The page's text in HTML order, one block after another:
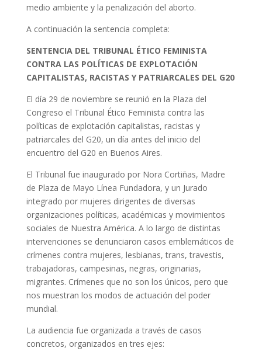
medio ambiente y la penalización del aborto.
A continuación la sentencia completa:
SENTENCIA DEL TRIBUNAL ÉTICO FEMINISTA
CONTRA LAS POLÍTICAS DE EXPLOTACIÓN
CAPITALISTAS, RACISTAS Y PATRIARCALES DEL G20
El día 29 de noviembre se reunió en la Plaza del
Congreso el Tribunal Ético Feminista contra las
políticas de explotación capitalistas, racistas y
patriarcales del G20, un día antes del inicio del
encuentro del G20 en Buenos Aires.
El Tribunal fue inaugurado por Nora Cortiñas, Madre
de Plaza de Mayo Línea Fundadora, y un Jurado
integrado por mujeres dirigentes de diversas
organizaciones políticas, académicas y movimientos
sociales de Nuestra América. A lo largo de distintas
intervenciones se denunciaron casos emblemáticos de
crímenes contra mujeres, lesbianas, trans, travestis,
trabajadoras, campesinas, negras, originarias,
migrantes. Crímenes que no son los únicos, pero que
nos muestran los modos de actuación del poder
mundial.
La audiencia fue organizada a través de casos
concretos, organizados en tres ejes: